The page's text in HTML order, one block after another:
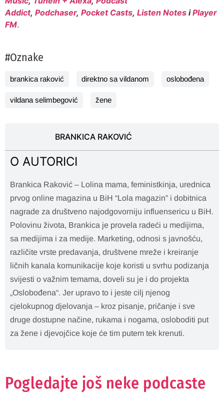
Addict, Podchaser, Pocket Casts, Listen Notes iPlayer
FM.
#Oznake
brankica raković direktno sa vildanom oslobođena
vildana selimbegović žene
BRANKICA RAKOVIĆ
O AUTORICI
Brankica Raković – Lolina mama, feministkinja, urednica
prvog online magazina u BiH “Lola magazin” i dobitnica
nagrade za društveno najodgovorniju influensericu u BiH.
Polovinu života, Brankica je provela radeći u medijima,
sa medijima i za medije. Marketing, odnosi s javnošću,
različite vrste predavanja, društvene mreže i kreiranje
ličnih kanala komunikacije koje koristi u svrhu podizanja
svijesti o važnim temama, doveli su je i do projekta
„Oslobođena“. Jer upravo to i jeste cilj njenog
cjelokupnog djelovanja – kroz pisanje, pričanje i sve
druge dostupne načine, rukama i nogama, osloboditi put
za žene i djevojčice koje će tim putem tek krenuti.
Pogledajte još neke podcaste